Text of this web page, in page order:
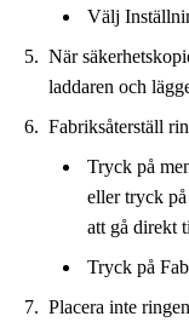
Välj
När
laddaren och
Fabriksåterställ
Tryck på
eller tryck
att gå direkt
Tryck på
Placera inte